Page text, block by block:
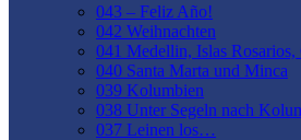
043 – Feliz Año!
042 Weihnachten
041 Medellin, Islas Rosarios,
040 Santa Marta und Minca
039 Kolumbien
038 Unter Segeln nach
037 Leinen los…